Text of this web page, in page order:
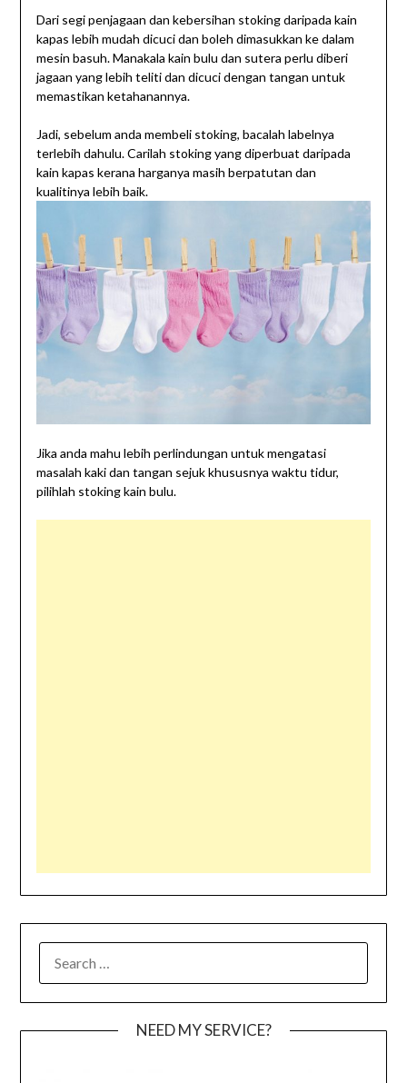
Dari segi penjagaan dan kebersihan stoking daripada kain
kapas lebih mudah dicuci dan boleh dimasukkan ke dalam
mesin basuh. Manakala kain bulu dan sutera perlu diberi
jagaan yang lebih teliti dan dicuci dengan tangan untuk
memastikan ketahanannya.
Jadi, sebelum anda membeli stoking, bacalah labelnya
terlebih dahulu. Carilah stoking yang diperbuat daripada
kain kapas kerana harganya masih berpatutan dan
kualitinya lebih baik.
Jika anda mahu lebih perlindungan untuk mengatasi
masalah kaki dan tangan sejuk khususnya waktu tidur,
pilihlah stoking kain bulu.
NEED MY SERVICE?